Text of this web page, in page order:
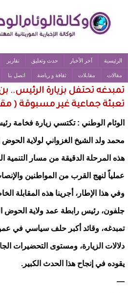
الرئيسية آخر الأخبار حدث وتعليق تقارير
مقالات مقابلات ثقافة و رياضة اتصل بنا
تمبدغه تحتفل بزيارة الرئيس..
تعبئة جماعية غير مسبوقة (
الوئام الوطني : تكتسي زيارة فخامة
محمد ولد الشيخ الغزواني لولاية
هذه المرحلة الدقيقة من مسار التنمية
عملياً لنهج القرب من المواطنين
وفي هذا الإطار، أجرينا هذه المقابلة
جلفون، رئيس رابطة عمد ولاية الحوض
تمبدغه، وقائد أكبر حلف سياسي في
دلالات الزيارة، ومستوى التحضيرات
يقوده في إنجاح هذا الحدث الكبير.
—